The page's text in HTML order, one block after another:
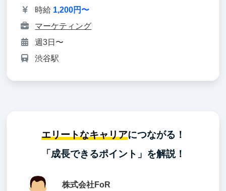
時給 1,200円〜
マーケティング
週3日〜
渋谷駅
エリートなキャリアにつながる！
「成長できるポイント」を解説！
株式会社FoR